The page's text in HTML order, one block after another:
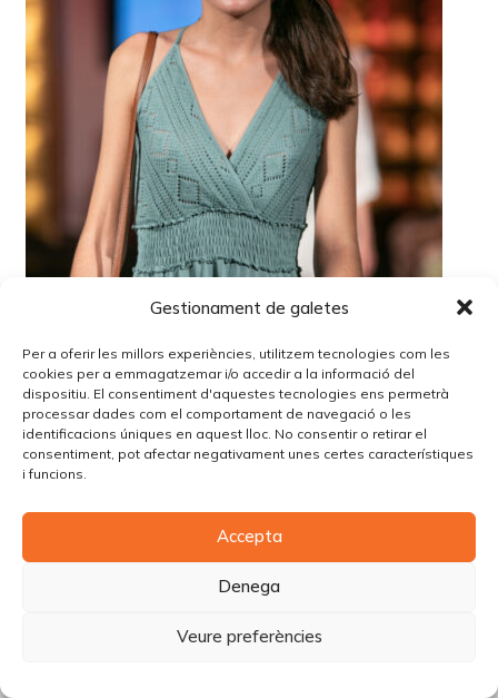
Gestionament de galetes
Per a oferir les millors experiències, utilitzem tecnologies com les
cookies per a emmagatzemar i/o accedir a la informació del
dispositiu. El consentiment d'aquestes tecnologies ens permetrà
processar dades com el comportament de navegació o les
identificacions úniques en aquest lloc. No consentir o retirar el
consentiment, pot afectar negativament unes certes característiques
i funcions.
Accepta
Denega
Veure preferències
© Copyright Piùbella Models Agency2026
Creative Corner Agency
Política de cookies